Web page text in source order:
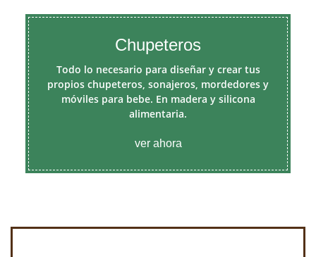
Chupeteros
Todo lo necesario para diseñar y crear tus
propios chupeteros, sonajeros, mordedores y
móviles para bebe. En madera y silicona
alimentaria.
ver ahora